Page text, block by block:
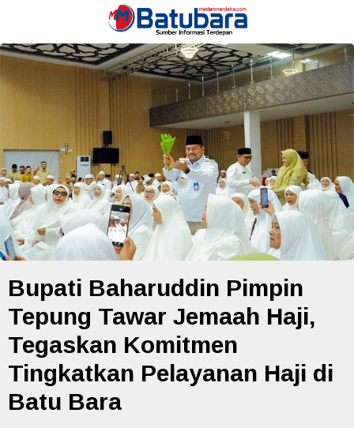
Bupati Baharuddin Pimpin
Tepung Tawar Jemaah Haji,
Tegaskan Komitmen
Tingkatkan Pelayanan Haji di
Batu Bara